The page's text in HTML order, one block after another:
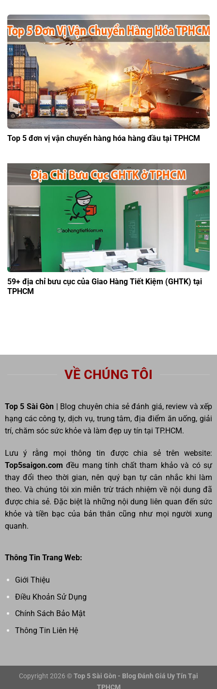
Top 5 đơn vị vận chuyển hàng hóa hàng đầu tại TPHCM
59+ địa chỉ bưu cục của Giao Hàng Tiết Kiệm (GHTK) tại
TPHCM
VỀ CHÚNG TÔI
Top 5 Sài Gòn | Blog chuyên chia sẻ đánh giá, review và xếp
hạng các công ty, dịch vụ, trung tâm, địa điểm ăn uống, giải
trí, chăm sóc sức khỏe và làm đẹp uy tín tại TP.HCM.
Lưu ý rằng mọi thông tin được chia sẻ trên website:
Top5saigon.comđều mang tính chất tham khảo và có sự
thay đổi theo thời gian, nên quý bạn tự cân nhắc khi làm
theo. Và chúng tôi xin miễn trừ trách nhiệm về nội dung đã
được chia sẻ. Đặc biệt là những nội dung liên quan đến sức
khỏe và tiền bạc của bản thân cũng như mọi người xung
quanh.
Thông Tin Trang Web:
Giới Thiệu
Điều Khoản Sử Dụng
Chính Sách Bảo Mật
Thông Tin Liên Hệ
Copyright 2026 © Top 5 Sài Gòn - Blog Đánh Giá Uy Tín Tại